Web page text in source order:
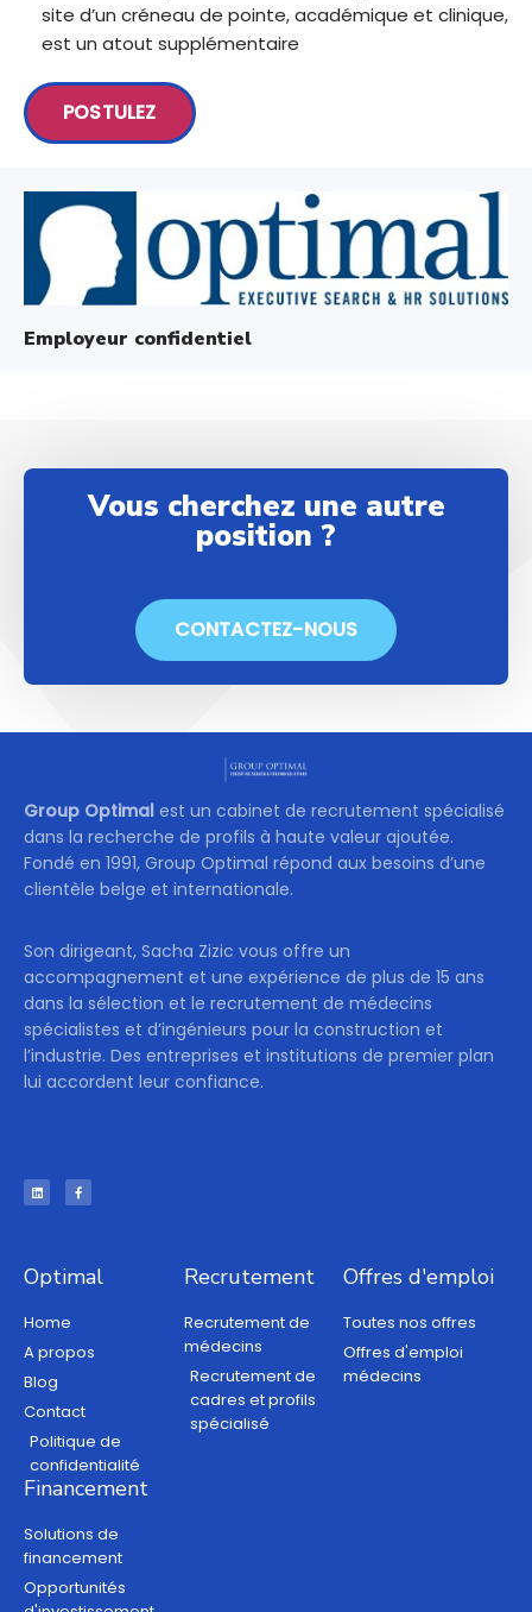
site d’un créneau de pointe, académique et clinique,
est un atout supplémentaire
POSTULEZ
Employeur confidentiel
Vous cherchez une autre
position ?
CONTACTEZ-NOUS
Group Optimal est un cabinet de recrutement spécialisé
dans la recherche de profils à haute valeur ajoutée.
Fondé en 1991, Group Optimal répond aux besoins d’une
clientèle belge et internationale.
Son dirigeant, Sacha Zizic vous offre un
accompagnement et une expérience de plus de 15 ans
dans la sélection et le recrutement de médecins
spécialistes et d’ingénieurs pour la construction et
l’industrie. Des entreprises et institutions de premier plan
lui accordent leur confiance.
Optimal
Home
A propos
Blog
Contact
Politique de
confidentialité
Recrutement
Recrutement de
médecins
Recrutement de
cadres et profils
spécialisé
Offres d'emploi
Toutes nos offres
Offres d'emploi
médecins
Financement
Solutions de
financement
Opportunités